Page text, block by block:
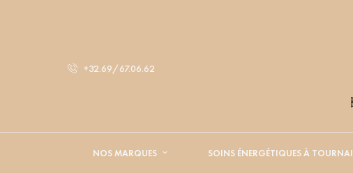
+32.69/67.06.62
NOS MARQUES SOINS ÉNERGÉTIQUES À TOURNAI